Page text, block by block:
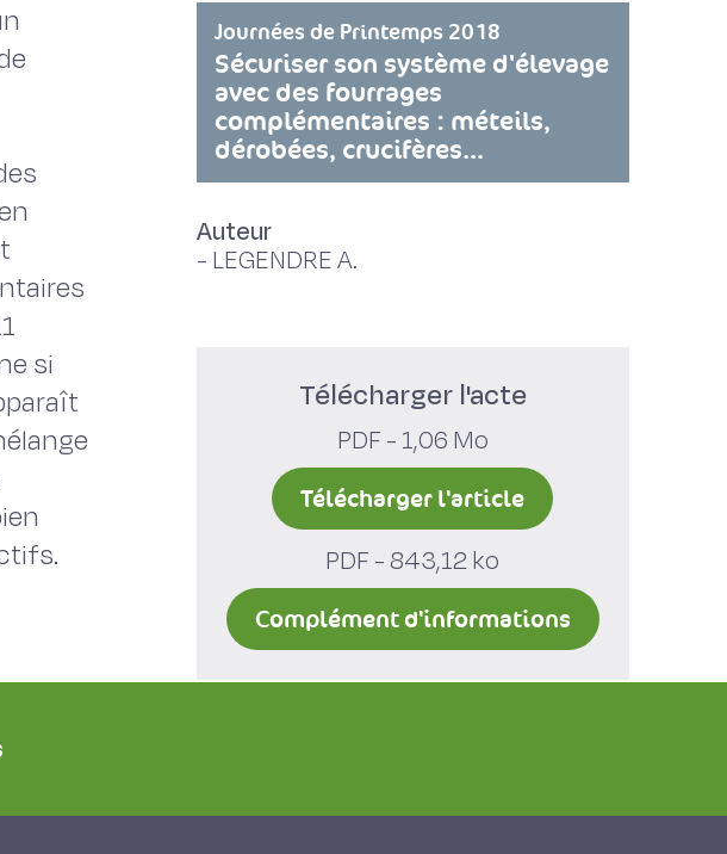
si
Journées de Printemps 2018
Sécuriser son système d'élevage
avec des fourrages
complémentaires : méteils,
dérobées, crucifères...
Auteur
- LEGENDRE A.
Télécharger l'acte
PDF - 1,06 Mo
Télécharger l'article
PDF - 843,12 ko
Complément d'informations